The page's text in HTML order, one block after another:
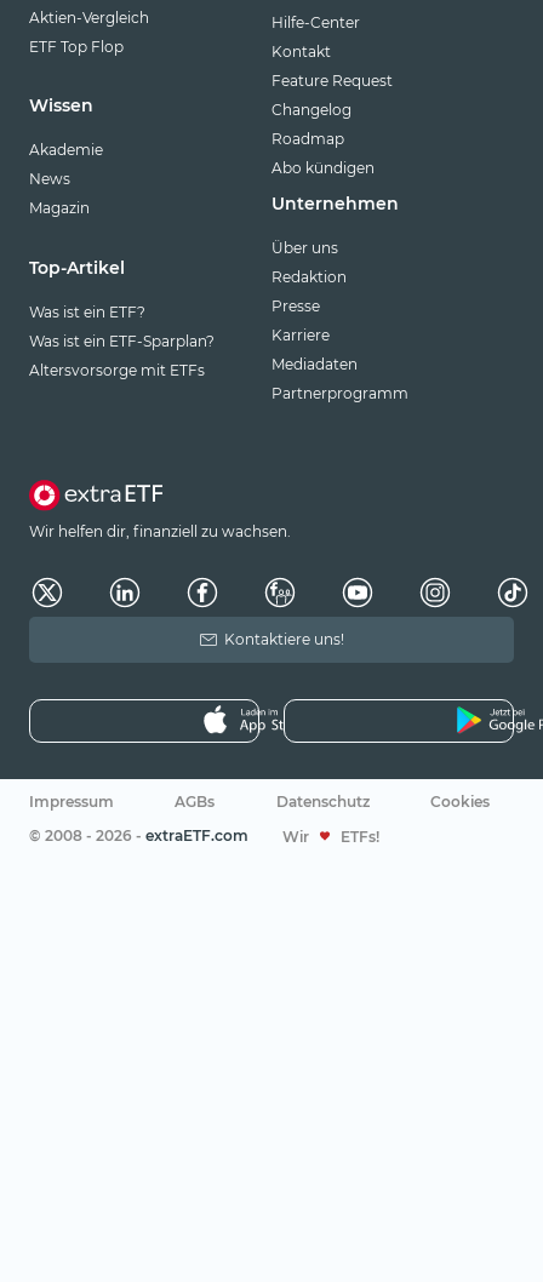
Aktien-Vergleich
ETF Top Flop
Wissen
Akademie
News
Magazin
Top-Artikel
Was ist ein ETF?
Was ist ein ETF-Sparplan?
Altersvorsorge mit ETFs
Hilfe-Center
Kontakt
Feature Request
Changelog
Roadmap
Abo kündigen
Unternehmen
Über uns
Redaktion
Presse
Karriere
Mediadaten
Partnerprogramm
Wir helfen dir, finanziell zu wachsen.
Kontaktiere uns!
Impressum AGBs Datenschutz
Cookies
© 2008 - 2026 - extraETF.com Wir ETFs!